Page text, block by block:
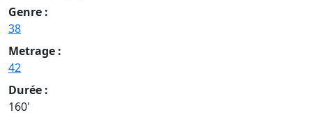
Genre :
38
Metrage :
42
Durée :
160'